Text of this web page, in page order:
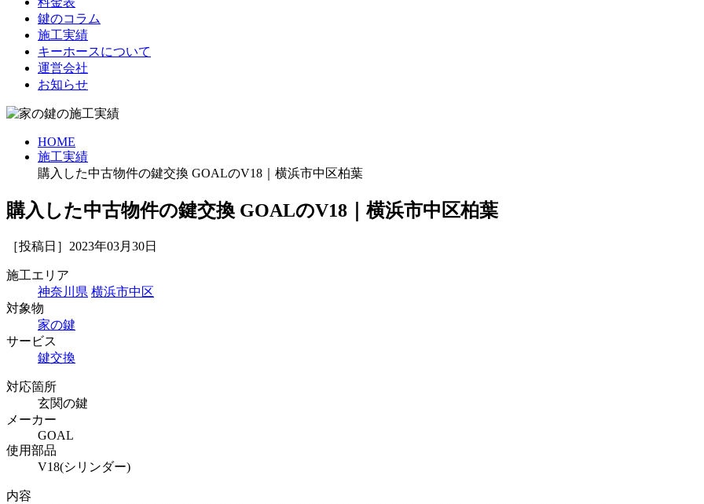
鍵のコラム
施工実績
キーホースについて
運営会社
お知らせ
HOME
施工実績
購入した中古物件の鍵交換 GOALのV18｜横浜市中区柏葉
購入した中古物件の鍵交換 GOALのV18｜横浜市中区柏葉
［投稿日］2023年03月30日
施工エリア
神奈川県 横浜市中区
対象物
家の鍵
サービス
鍵交換
対応箇所
玄関の鍵
メーカー
GOAL
使用部品
V18(シリンダー)
内容